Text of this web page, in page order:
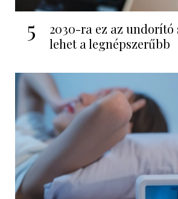
5
2030-ra ez az undorító
lehet a legnépszerűbb